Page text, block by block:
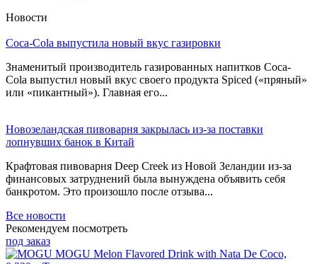
Новости
Coca-Cola выпустила новый вкус газировки
Знаменитый производитель газированных напитков Coca-
Cola выпустил новый вкус своего продукта Spiced («пряный»
или «пикантный»). Главная его...
Новозеландская пивоварня закрылась из-за поставки
лопнувших банок в Китай
Крафтовая пивоварня Deep Creek из Новой Зеландии из-за
финансовых затруднений была вынуждена объявить себя
банкротом. Это произошло после отзыва...
Все новости
Рекомендуем посмотреть
под заказ